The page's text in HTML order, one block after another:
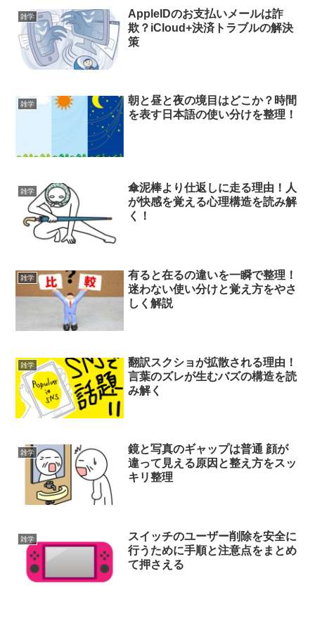
雑学
AppleIDのお支払いメールは詐
欺？iCloud+決済トラブルの解決
策
雑学
朝と昼と夜の境目はどこか？時間
を表す日本語の使い分けを整理！
雑学
傘泥棒より仕返しに走る理由！人
が快感を覚える心理構造を読み解
く！
雑学
有ると在るの違いを一瞬で整理！
迷わない使い分けと覚え方をやさ
しく解説
雑学
翻訳スクショが拡散される理由！
言葉のズレが生むバズの構造を読
み解く
雑学
鏡と写真のギャップは普通 顔が
違って見える原因と整え方をスッ
キリ整理
雑学
スイッチのユーザー削除を安全に
行うために手順と注意点をまとめ
て押さえる